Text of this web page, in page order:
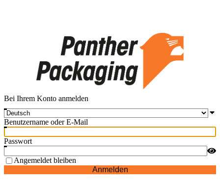
Bei Ihrem Konto anmelden
Benutzername oder E-Mail
Passwort
Angemeldet bleiben
Anmelden